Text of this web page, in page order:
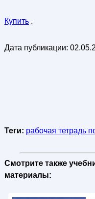
Купить.
Дата публикации:
Теги: рабочая тетрадь
Смотрите также
материалы: